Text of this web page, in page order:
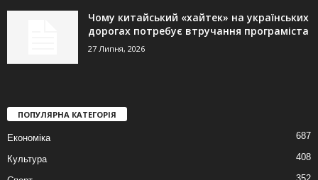
Чому китайський «хайтек» на українських
дорогах потребує втручання програміста
27 Липня, 2026
ПОПУЛЯРНА КАТЕГОРІЯ
Економіка 687
Культура 408